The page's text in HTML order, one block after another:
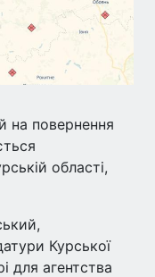
на повернення
області,
Курської
для агентства